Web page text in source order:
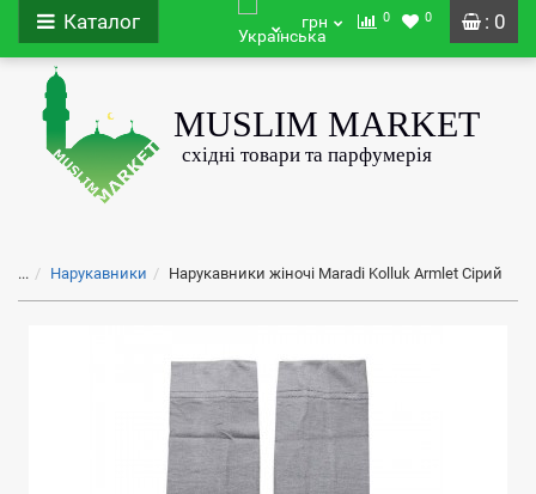
: 0
Каталог грн 0 0
... Нарукавники Нарукавники жіночі Maradi Kolluk Armlet Сірий